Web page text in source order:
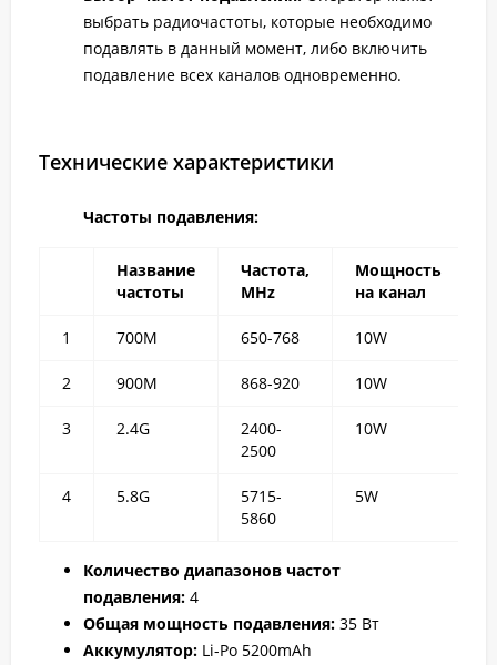
выбрать радиочастоты, которые необходимо
подавлять в данный момент, либо включить
подавление всех каналов одновременно.
Технические характеристики
Частоты подавления:
Название
частоты
Частота,
MHz
Мощность
на канал
1 700M 650-768 10W
2 900M 868-920 10W
3 2.4G
2400-
2500
10W
4 5.8G
5715-
5860
5W
Количество диапазонов частот
подавления: 4
Общая мощность подавления: 35 Вт
Аккумулятор: Li-Po 5200mAh